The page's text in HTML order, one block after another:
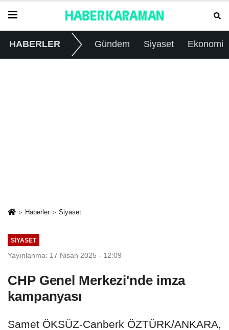
HABERLER Gündem Siyaset Ekonomi
Haberler Siyaset
SIYASET
Yayınlanma: 17 Nisan 2025 - 12:09
CHP Genel Merkezi'nde imza
kampanyası
Samet ÖKSÜZ-Canberk ÖZTÜRK/ANKARA,